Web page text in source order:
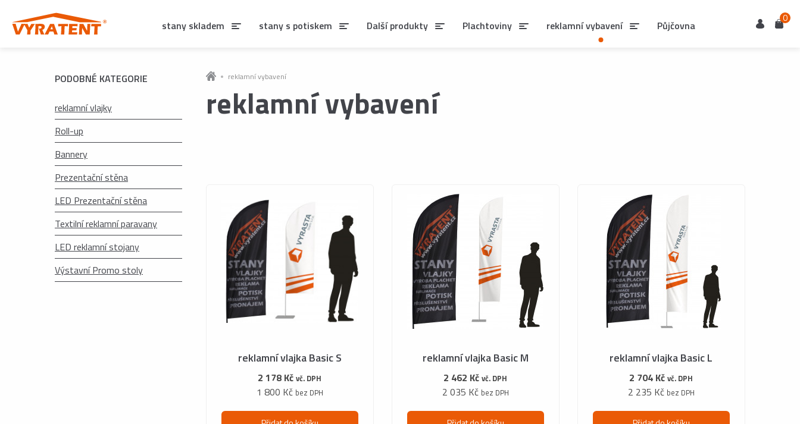
PODOBNÉ KATEGORIE
reklamní vlajky
Roll-up
Bannery
Prezentační stěna
LED Prezentační stěna
Textilní reklamní paravany
LED reklamní stojany
Výstavní Promo stoly
reklamní vybavení
reklamní vybavení
reklamní vlajka Basic S
2 178 Kčvč. DPH
1 800 Kč bez DPH
reklamní vlajka Basic M
2 462 Kčvč. DPH
2 035 Kč bez DPH
reklamní vlajka Basic L
2 704 Kčvč. DPH
2 235 Kč bez DPH
stany skladem stany s potiskem Další produkty Plachtoviny reklamní vybavení Půjčovna UživatelKošík
0